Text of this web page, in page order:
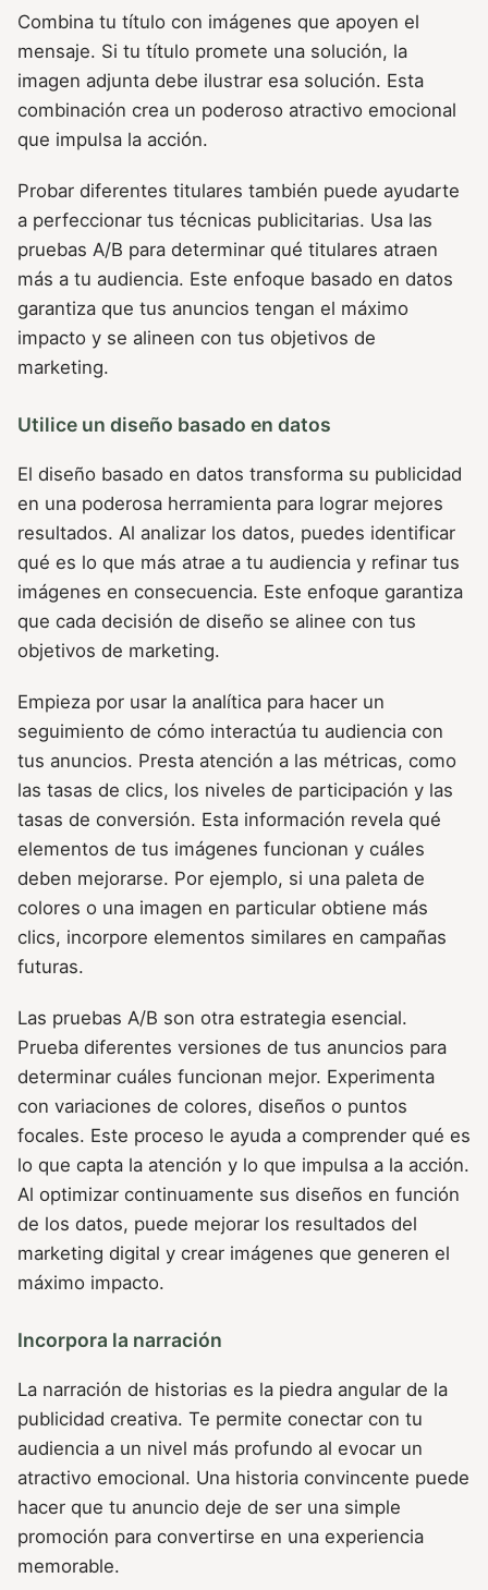
Combina tu título con imágenes que apoyen el
mensaje. Si tu título promete una solución, la
imagen adjunta debe ilustrar esa solución. Esta
combinación crea un poderoso atractivo emocional
que impulsa la acción.
Probar diferentes titulares también puede ayudarte
a perfeccionar tus técnicas publicitarias. Usa las
pruebas A/B para determinar qué titulares atraen
más a tu audiencia. Este enfoque basado en datos
garantiza que tus anuncios tengan el máximo
impacto y se alineen con tus objetivos de
marketing.
Utilice un diseño basado en datos
El diseño basado en datos transforma su publicidad
en una poderosa herramienta para lograr mejores
resultados. Al analizar los datos, puedes identificar
qué es lo que más atrae a tu audiencia y refinar tus
imágenes en consecuencia. Este enfoque garantiza
que cada decisión de diseño se alinee con tus
objetivos de marketing.
Empieza por usar la analítica para hacer un
seguimiento de cómo interactúa tu audiencia con
tus anuncios. Presta atención a las métricas, como
las tasas de clics, los niveles de participación y las
tasas de conversión. Esta información revela qué
elementos de tus imágenes funcionan y cuáles
deben mejorarse. Por ejemplo, si una paleta de
colores o una imagen en particular obtiene más
clics, incorpore elementos similares en campañas
futuras.
Las pruebas A/B son otra estrategia esencial.
Prueba diferentes versiones de tus anuncios para
determinar cuáles funcionan mejor. Experimenta
con variaciones de colores, diseños o puntos
focales. Este proceso le ayuda a comprender qué es
lo que capta la atención y lo que impulsa a la acción.
Al optimizar continuamente sus diseños en función
de los datos, puede mejorar los resultados del
marketing digital y crear imágenes que generen el
máximo impacto.
Incorpora la narración
La narración de historias es la piedra angular de la
publicidad creativa. Te permite conectar con tu
audiencia a un nivel más profundo al evocar un
atractivo emocional. Una historia convincente puede
hacer que tu anuncio deje de ser una simple
promoción para convertirse en una experiencia
memorable.